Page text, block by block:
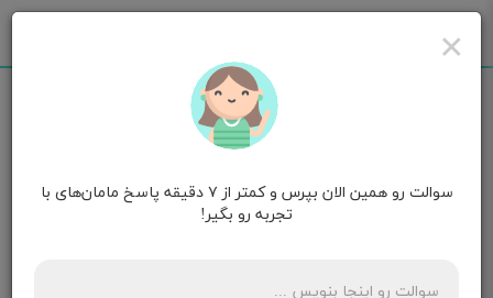
مامان فندوق ۶ ماهگی
×
سوالت رو همین الان بپرس و کمتر از ۷ دقیقه پاسخ مامان‌های با
تجربه رو بگیر!